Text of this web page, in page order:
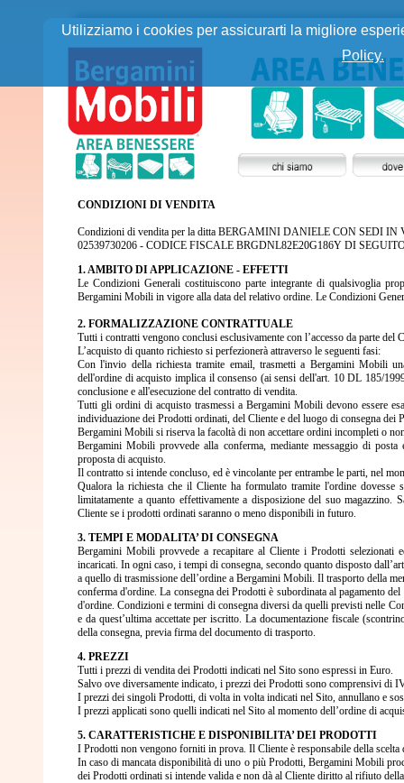
CONDIZIONI DI VENDITA
Condizioni di vendita per la ditta BERGAMINI DANIELE CON SEDI
02539730206 - CODICE FISCALE BRGDNL82E20G186Y DI
1. AMBITO DI APPLICAZIONE - EFFETTI
Le Condizioni Generali costituiscono parte integrante di qualsivoglia
Bergamini Mobili in vigore alla data del relativo ordine. Le Condizioni
2. FORMALIZZAZIONE CONTRATTUALE
Tutti i contratti vengono conclusi esclusivamente con l’accesso da parte
L’acquisto di quanto richiesto si perfezionerà attraverso le seguenti fasi:
Con l'invio della richiesta tramite email, trasmetti a Bergamini Mobili
dell'ordine di acquisto implica il consenso (ai sensi dell'art. 10 DL 185/
conclusione e all'esecuzione del contratto di vendita.
Tutti gli ordini di acquisto trasmessi a Bergamini Mobili devono essere
individuazione dei Prodotti ordinati, del Cliente e del luogo di consegna dei
Bergamini Mobili si riserva la facoltà di non accettare ordini incompleti o
Bergamini Mobili provvede alla conferma, mediante messaggio di posta
proposta di acquisto.
Il contratto si intende concluso, ed è vincolante per entrambe le parti, nel
Qualora la richiesta che il Cliente ha formulato tramite l'ordine
limitatamente a quanto effettivamente a disposizione del suo
Cliente se i prodotti ordinati saranno o meno disponibili in futuro.
3. TEMPI E MODALITA’ DI CONSEGNA
Bergamini Mobili provvede a recapitare al Cliente i Prodotti
incaricati. In ogni caso, i tempi di consegna, secondo quanto disposto
a quello di trasmissione dell’ordine a Bergamini Mobili. Il trasporto della
conferma d'ordine. La consegna dei Prodotti è subordinata al pagamento
d'ordine. Condizioni e termini di consegna diversi da quelli previsti nelle
e da quest’ultima accettate per iscritto. La documentazione fiscale
della consegna, previa firma del documento di trasporto.
4. PREZZI
Tutti i prezzi di vendita dei Prodotti indicati nel Sito sono espressi in Euro.
Salvo ove diversamente indicato, i prezzi dei Prodotti sono comprensivi di
I prezzi dei singoli Prodotti, di volta in volta indicati nel Sito, annullano e
I prezzi applicati sono quelli indicati nel Sito al momento dell’ordine di
5. CARATTERISTICHE E DISPONIBILITA’ DEI PRODOTTI
I Prodotti non vengono forniti in prova. Il Cliente è responsabile della
In caso di mancata disponibilità di uno o più Prodotti, Bergamini Mobili
dei Prodotti ordinati si intende valida e non dà al Cliente diritto al rifiuto
Utilizziamo i cookies per assicurarti la migliore
Policy.